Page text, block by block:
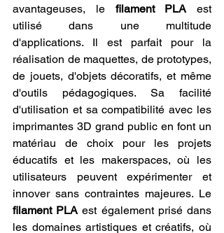
avantageuses, le filament PLA est
utilisé dans une multitude
d'applications. Il est parfait pour la
réalisation de maquettes, de prototypes,
de jouets, d'objets décoratifs, et même
d'outils pédagogiques. Sa facilité
d'utilisation et sa compatibilité avec les
imprimantes 3D grand public en font un
matériau de choix pour les projets
éducatifs et les makerspaces, où les
utilisateurs peuvent expérimenter et
filament PLA est également prisé dans
les domaines artistiques et créatifs, où